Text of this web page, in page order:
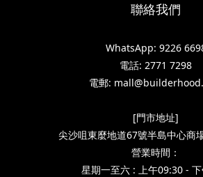
聯絡我們
WhatsApp: 9226
電話: 2771 7298
電郵:
[門市地址]
尖沙咀東麼地道67號半島中心商
營業時間：
星期一至六 : 上午09:30 -